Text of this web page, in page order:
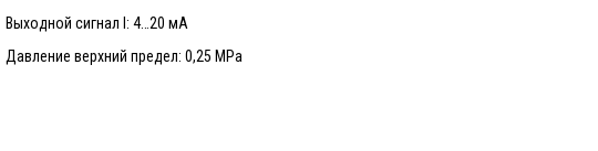
Выходной сигнал I: 4…20 мА
Давление верхний предел: 0,25 MPa